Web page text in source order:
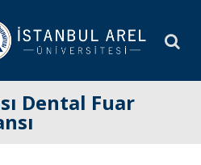
Dental Fuar